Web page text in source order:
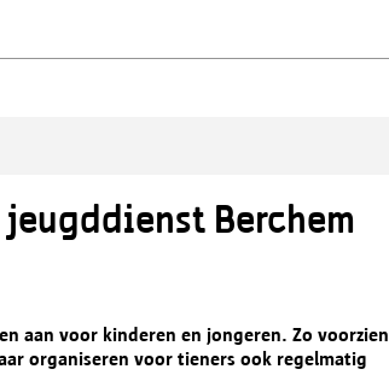
Berchem
aan voor kinderen en jongeren. Zo voorzien
organiseren voor tieners ook regelmatig